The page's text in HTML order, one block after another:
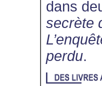
dans
secrète
perdu.